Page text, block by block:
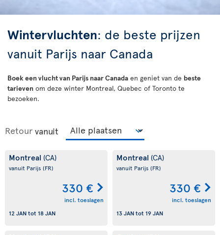
Wintervluchten: de beste prijzen
vanuit Parijs naar Canada
Boek een vlucht van Parijs naar Canada en geniet van de beste
tarieven om deze winter Montreal, Quebec of Toronto te
bezoeken.
Retour vanuit
Montreal (CA)
vanuit Parijs (FR)
330 €
incl. toeslagen
12 JANtot 18 JAN
Montreal (CA)
vanuit Parijs (FR)
330 €
incl. toeslagen
13 JANtot 19 JAN